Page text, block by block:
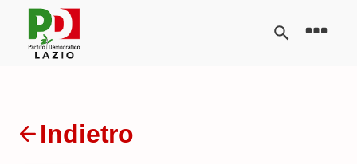
Indietro